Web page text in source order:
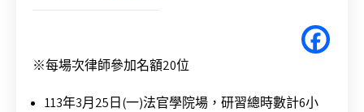
※每場次律師參加名額20位
113年3月25日(一)法官學院場，研習總時數計6小